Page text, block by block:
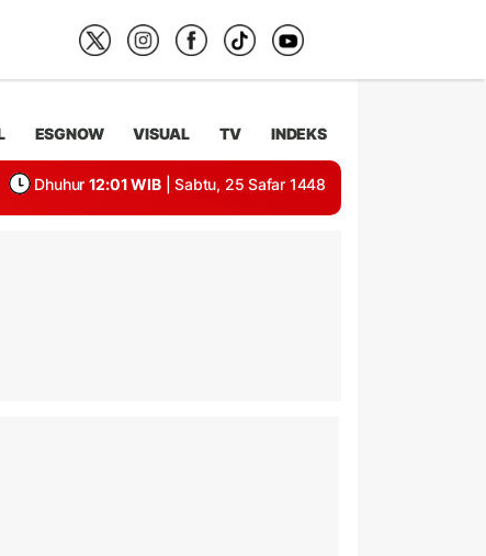
ESGNOW VISUAL TV INDEKS
Dhuhur 12:01 WIB | Sabtu, 25 Safar 1448